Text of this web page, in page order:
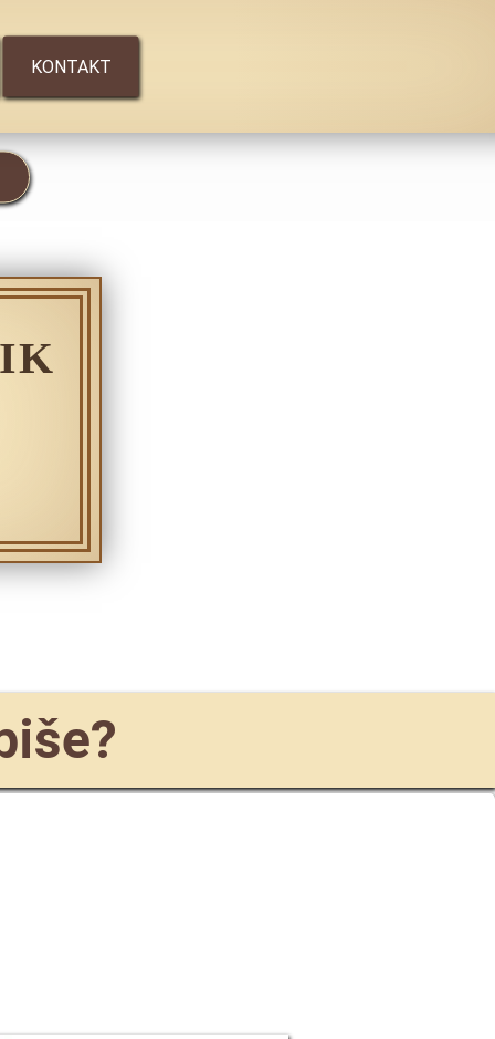
KONTAKT